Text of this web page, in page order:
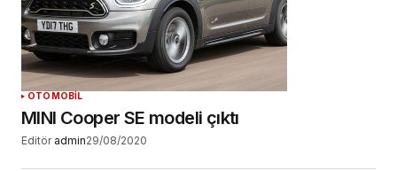
OTOMOBİL
MINI Cooper SE modeli çıktı
Editör admin29/08/2020